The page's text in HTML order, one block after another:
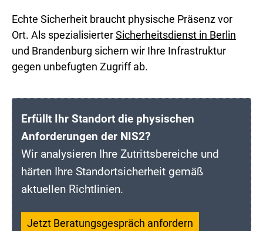
Echte Sicherheit braucht physische Präsenz vor
Ort. Als spezialisierterSicherheitsdienst in Berlin
und Brandenburg sichern wir Ihre Infrastruktur
gegen unbefugten Zugriff ab.
Erfüllt Ihr Standort die physischen
Anforderungen der NIS2?
Wir analysieren Ihre Zutrittsbereiche und
härten Ihre Standortsicherheit gemäß
aktuellen Richtlinien.
Jetzt Beratungsgespräch anfordern